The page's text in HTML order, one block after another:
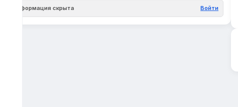
Информация скрыта Войти